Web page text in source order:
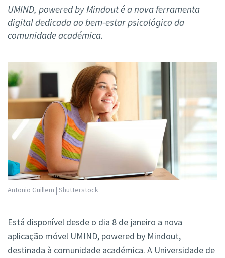
UMIND, powered by Mindout é a nova ferramenta
digital dedicada ao bem-estar psicológico da
comunidade académica.
Antonio Guillem | Shutterstock
Está disponível desde o dia 8 de janeiro a nova
aplicação móvel UMIND, powered by Mindout,
destinada à comunidade académica. A Universidade de